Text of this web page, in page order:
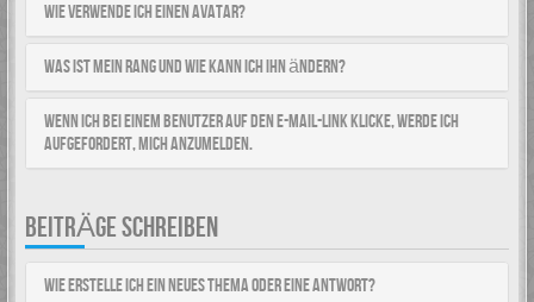
Wie verwende ich einen Avatar?
Was ist mein Rang und wie kann ich ihn ändern?
Wenn ich bei einem Benutzer auf den E-Mail-Link klicke, werde ich
aufgefordert, mich anzumelden.
BEITRÄGE SCHREIBEN
Wie erstelle ich ein neues Thema oder eine Antwort?